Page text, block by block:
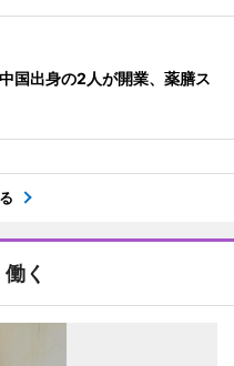
国出身の2人が開業、薬膳ス
く